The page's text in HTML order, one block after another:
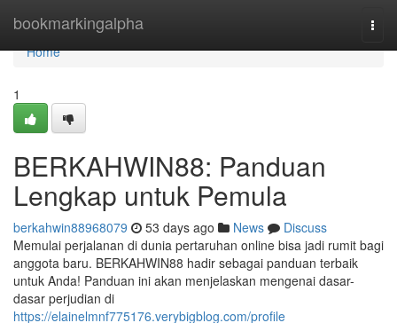
bookmarkingalpha
Home
Home
1
BERKAHWIN88: Panduan
Lengkap untuk Pemula
berkahwin88968079 53 days ago News
Discuss
Memulai perjalanan di dunia pertaruhan online bisa jadi rumit bagi
anggota baru. BERKAHWIN88 hadir sebagai panduan terbaik
untuk Anda! Panduan ini akan menjelaskan mengenai dasar-
dasar perjudian di
https://elainelmnf775176.verybigblog.com/profile